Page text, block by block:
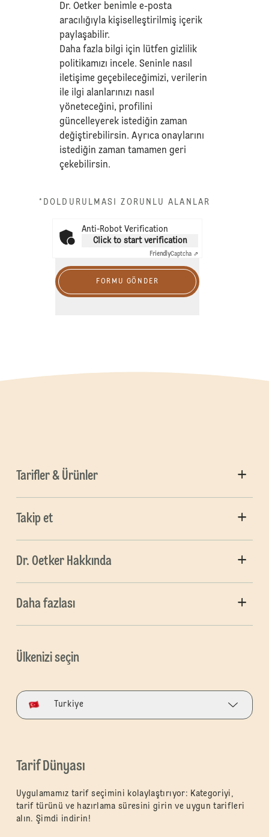
Dr. Oetker benimle e-posta
aracılığıyla kişiselleştirilmiş içerik
paylaşabilir.
Daha fazla bilgi için lütfengizlilik
politikamızı incele. Seninle nasıl
iletişime geçebileceğimizi, verilerin
ile ilgi alanlarınızı nasıl
yöneteceğini, profilini
güncelleyerek istediğin zaman
değiştirebilirsin. Ayrıca onaylarını
istediğin zaman tamamen geri
çekebilirsin.
*DOLDURULMASI ZORUNLU ALANLAR
Anti-Robot Verification
Click to start verification
FriendlyCaptcha ⇗
FORMU GÖNDER
Tarifler & Ürünler
Takip et
Dr. Oetker Hakkında
Daha fazlası
Ülkenizi seçin
Turkiye
Tarif Dünyası
Uygulamamız tarif seçimini kolaylaştırıyor: Kategoriyi,
tarif türünü ve hazırlama süresini girin ve uygun tarifleri
alın. Şimdi indirin!